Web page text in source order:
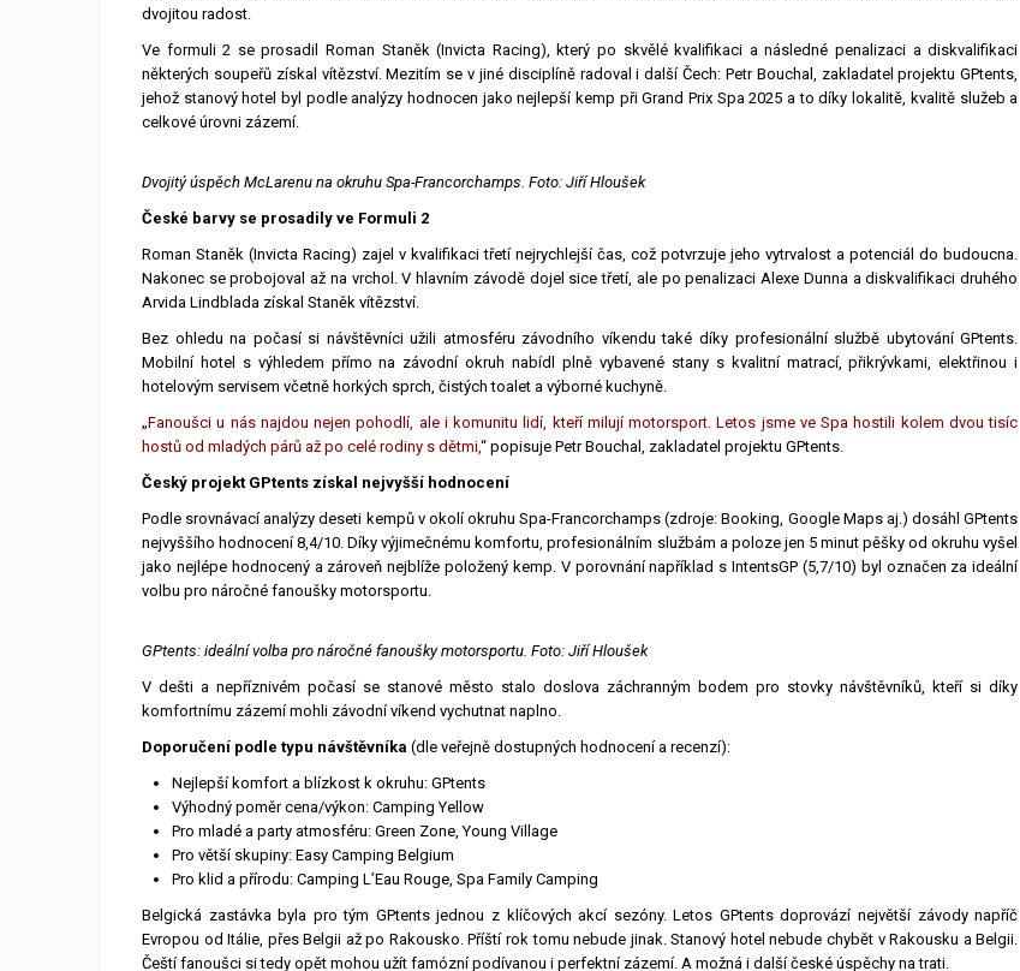
dvojitou radost.
Ve formuli 2 se prosadil Roman Staněk (Invicta Racing), který po skvělé kvalifikaci a následné penalizaci a diskvalifikaci
některých soupeřů získal vítězství. Mezitím se v jiné disciplíně radoval i další Čech: Petr Bouchal, zakladatel projektu GPtents,
jehož stanový hotel byl podle analýzy hodnocen jako nejlepší kemp při Grand Prix Spa 2025 a to díky lokalitě, kvalitě služeb a
celkové úrovni zázemí.
Dvojitý úspěch McLarenu na okruhu Spa-Francorchamps. Foto: Jiří Hloušek
České barvy se prosadily ve Formuli 2
Roman Staněk (Invicta Racing) zajel v kvalifikaci třetí nejrychlejší čas, což potvrzuje jeho vytrvalost a potenciál do budoucna.
Nakonec se probojoval až na vrchol. V hlavním závodě dojel sice třetí, ale po penalizaci Alexe Dunna a diskvalifikaci druhého
Arvida Lindblada získal Staněk vítězství.
Bez ohledu na počasí si návštěvníci užili atmosféru závodního víkendu také díky profesionální službě ubytování GPtents.
Mobilní hotel s výhledem přímo na závodní okruh nabídl plně vybavené stany s kvalitní matrací, přikrývkami, elektřinou i
hotelovým servisem včetně horkých sprch, čistých toalet a výborné kuchyně.
„Fanoušci u nás najdou nejen pohodlí, ale i komunitu lidí, kteří milují motorsport. Letos jsme ve Spa hostili kolem dvou tisíc
hostů od mladých párů až po celé rodiny s dětmi,“ popisuje Petr Bouchal, zakladatel projektu GPtents.
Český projekt GPtents získal nejvyšší hodnocení
Podle srovnávací analýzy deseti kempů v okolí okruhu Spa-Francorchamps (zdroje: Booking, Google Maps aj.) dosáhl GPtents
nejvyššího hodnocení 8,4/10. Díky výjimečnému komfortu, profesionálním službám a poloze jen 5 minut pěšky od okruhu vyšel
jako nejlépe hodnocený a zároveň nejblíže položený kemp. V porovnání například s IntentsGP (5,7/10) byl označen za ideální
volbu pro náročné fanoušky motorsportu.
GPtents: ideální volba pro náročné fanoušky motorsportu. Foto: Jiří Hloušek
V dešti a nepříznivém počasí se stanové město stalo doslova záchranným bodem pro stovky návštěvníků, kteří si díky
komfortnímu zázemí mohli závodní víkend vychutnat naplno.
Doporučení podle typu návštěvníka (dle veřejně dostupných hodnocení a recenzí):
Nejlepší komfort a blízkost k okruhu: GPtents
Výhodný poměr cena/výkon: Camping Yellow
Pro mladé a party atmosféru: Green Zone, Young Village
Pro větší skupiny: Easy Camping Belgium
Pro klid a přírodu: Camping L’Eau Rouge, Spa Family Camping
Belgická zastávka byla pro tým GPtents jednou z klíčových akcí sezóny. Letos GPtents doprovází největší závody napříč
Evropou od Itálie, přes Belgii až po Rakousko. Příští rok tomu nebude jinak. Stanový hotel nebude chybět v Rakousku a Belgii.
Čeští fanoušci si tedy opět mohou užít famózní podívanou i perfektní zázemí. A možná i další české úspěchy na trati.